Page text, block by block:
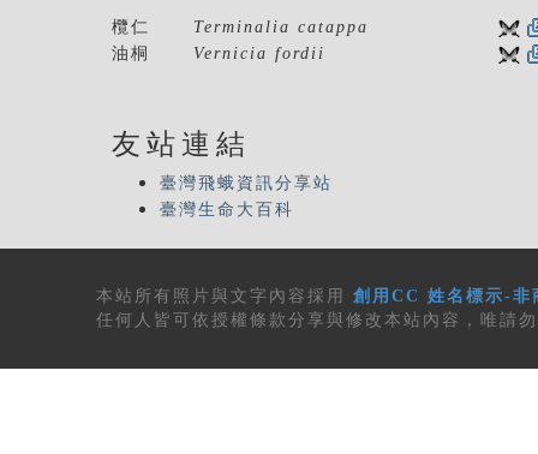
欖仁
Terminalia catappa
油桐
Vernicia fordii
友站連結
臺灣飛蛾資訊分享站
臺灣生命大百科
本站所有 照片與文字內容 採用 創用CC 姓名標示-
任何人皆可依授權條款分享與修改本站內容，唯請